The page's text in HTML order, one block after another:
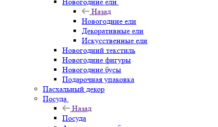
Назад
Новогодние ели
Декоративные ели
Искусственные ели
Новогодний текстиль
Новогодние фигуры
Новогодние бусы
Подарочная упаковка
Пасхальный декор
Посуда
Назад
Посуда